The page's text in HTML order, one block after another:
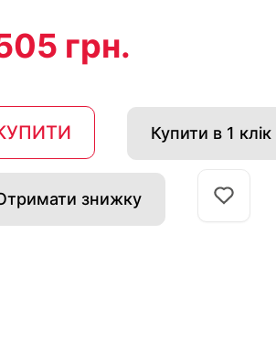
грн.
Купити в 1 клік
знижку